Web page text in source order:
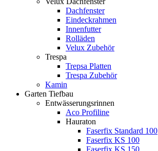
Dachfenster
Eindeckrahmen
Innenfutter
Rolläden
Velux Zubehör
Trespa
Trepsa Platten
Trespa Zubehör
Kamin
Garten Tiefbau
Entwässerungsrinnen
Aco Profiline
Hauraton
Faserfix Standard 100
Faserfix KS 100
Faserfix KS 150